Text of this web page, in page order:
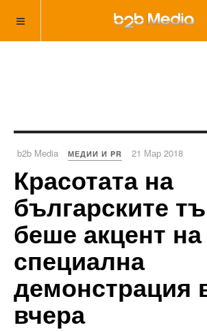
b2b Media МЕДИИ И PR 21 Мар 2018
Красотата на
българските
беше акцент на
специална
демонстрация
вчера